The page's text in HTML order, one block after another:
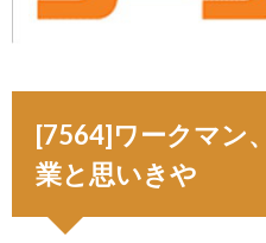
[7564]ワークマン
業と思いきや